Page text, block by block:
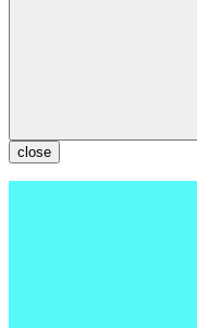
close